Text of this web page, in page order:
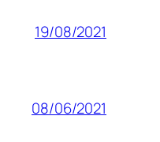
19/08/2021
08/06/2021